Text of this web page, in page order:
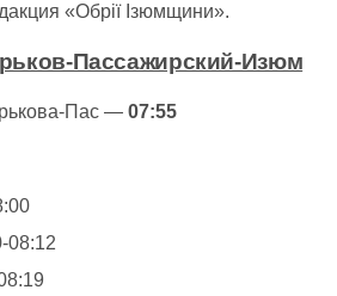
«Обрії Ізюмщини».
Пассажирский-Изюм
Пас — 07:55
08:12